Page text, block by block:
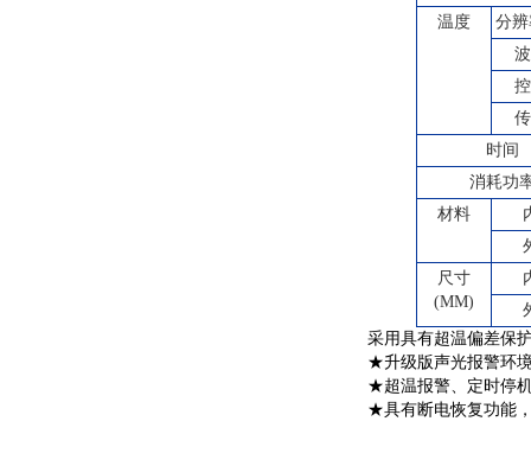
温度
分
时间
消耗功
材料
尺寸
(MM)
采用具有超温偏差保
★升级版声光报警环
★超温报警、定时停
★具有断电恢复功能